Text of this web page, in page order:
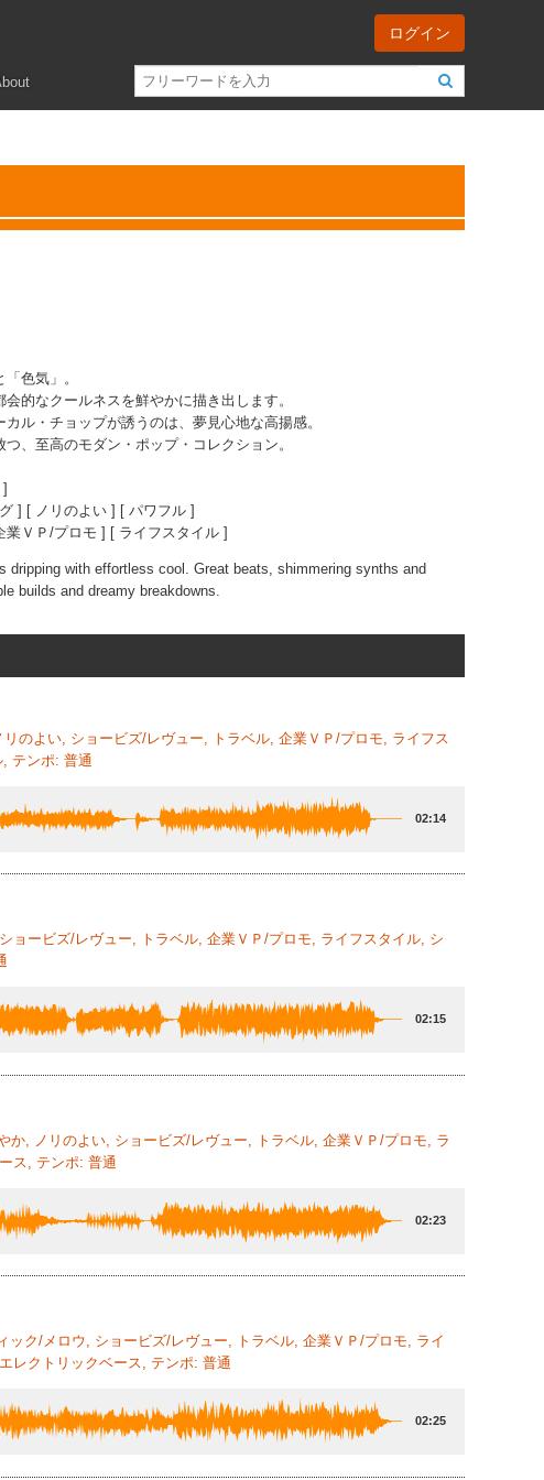
ログイン
色気」。
的なクールネスを鮮やかに描き出します。
ル・チョップが誘うのは、夢見心地な高揚感。
、至高のモダン・ポップ・コレクション。
] [ ノリのよい ] [ パワフル ]
ＶＰ/プロモ ] [ ライフスタイル ]
dripping with effortless cool. Great beats, shimmering synths and
builds and dreamy breakdowns.
のよい, ショービズ/レヴュー, トラベル, 企業ＶＰ/プロモ, ライフス
テンポ: 普通
02:14
ービズ/レヴュー, トラベル, 企業ＶＰ/プロモ, ライフスタイル, シ
02:15
, ノリのよい, ショービズ/レヴュー, トラベル, 企業ＶＰ/プロモ, ラ
ス, テンポ: 普通
02:23
ク/メロウ, ショービズ/レヴュー, トラベル, 企業ＶＰ/プロモ, ライ
レクトリックベース, テンポ: 普通
02:25